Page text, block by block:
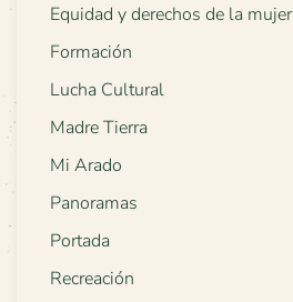
Equidad y derechos de la mujer
Formación
Lucha Cultural
Madre Tierra
Mi Arado
Panoramas
Portada
Recreación